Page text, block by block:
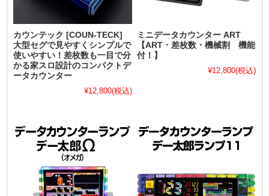
カウンテック [COUN-TECK]
大型セグで見やすくシンプルで
使いやすい！差枚数も一目で分
かる家スロ設計のコンパクトデ
ータカウンター
¥12,800(税込)
ミニデータカウンター ART
【ART・差枚数・機械割 機能
付！】
¥12,800(税込)